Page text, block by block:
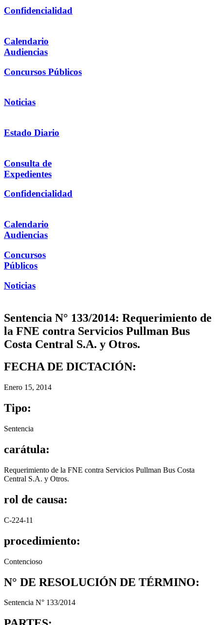
Confidencialidad
Calendario
Audiencias
Concursos Públicos
Noticias
Estado Diario
Consulta de
Expedientes
Confidencialidad
Calendario
Audiencias
Concursos
Públicos
Noticias
Sentencia N° 133/2014: Requerimiento de
la FNE contra Servicios Pullman Bus
Costa Central S.A. y Otros.
FECHA DE DICTACIÓN:
Enero 15, 2014
Tipo:
Sentencia
carátula:
Requerimiento de la FNE contra Servicios Pullman Bus Costa
Central S.A. y Otros.
rol de causa:
C-224-11
procedimiento:
Contencioso
N° DE RESOLUCIÓN DE TÉRMINO:
Sentencia N° 133/2014